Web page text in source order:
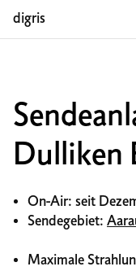
digris
Dulliken
On-Air: seit
Sendegebiet:
Maximale